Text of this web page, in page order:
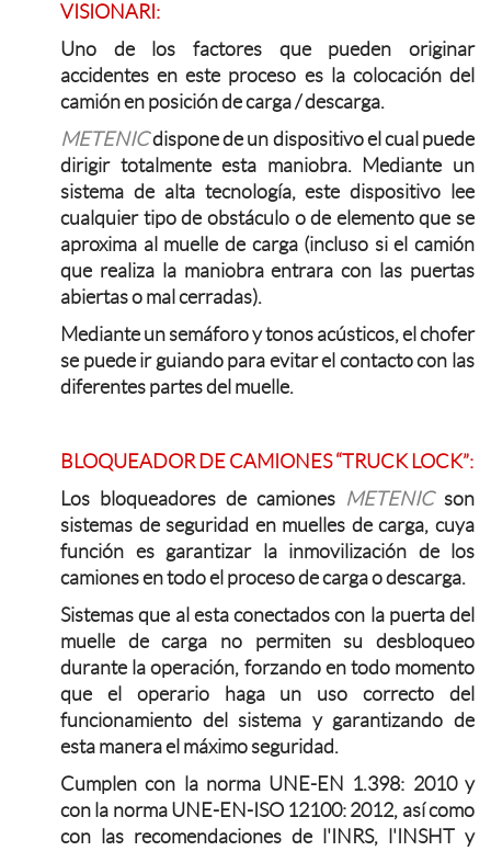
VISIONARI:
Uno de los factores que pueden originar
accidentes en este proceso es la colocación del
camión en posición de carga / descarga.
METENICdispone de un dispositivo el cual puede
dirigir totalmente esta maniobra. Mediante un
sistema de alta tecnología, este dispositivo lee
cualquier tipo de obstáculo o de elemento que se
aproxima al muelle de carga (incluso si el camión
que realiza la maniobra entrara con las puertas
abiertas o mal cerradas).
Mediante un semáforo y tonos acústicos, el chofer
se puede ir guiando para evitar el contacto con las
diferentes partes del muelle.
BLOQUEADOR DE CAMIONES “TRUCK LOCK”:
Los bloqueadores de camiones METENICson
sistemas de seguridad en muelles de carga, cuya
función es garantizar la inmovilización de los
camiones en todo el proceso de carga o descarga.
Sistemas que al esta conectados con la puerta del
muelle de carga no permiten su desbloqueo
durante la operación, forzando en todo momento
que el operario haga un uso correcto del
funcionamiento del sistema y garantizando de
esta manera el máximo seguridad.
Cumplen con la norma UNE-EN 1.398: 2010 y
con la norma UNE-EN-ISO 12100: 2012, así como
con las recomendaciones de l'INRS, l'INSHT y